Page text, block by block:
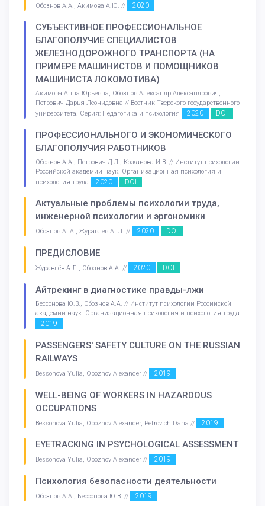
Обознов А.А., Акимова А.Ю. // 2020
СУБЪЕКТИВНОЕ ПРОФЕССИОНАЛЬНОЕ
БЛАГОПОЛУЧИЕ СПЕЦИАЛИСТОВ
ЖЕЛЕЗНОДОРОЖНОГО ТРАНСПОРТА (НА
ПРИМЕРЕ МАШИНИСТОВ И ПОМОЩНИКОВ
МАШИНИСТА ЛОКОМОТИВА)
Акимова Анна Юрьевна, Обознов Александр Александрович,
Петрович Дарья Леонидовна // Вестник Тверского государственного
университета. Серия: Педагогика и психология
2020 DOI
ПРОФЕССИОНАЛЬНОГО И ЭКОНОМИЧЕСКОГО
БЛАГОПОЛУЧИЯ РАБОТНИКОВ
Обознов А.А., Петрович Д.Л., Кожанова И.В. // Институт психологии
Российской академии наук. Организационная психология и
психология труда
2020 DOI
Актуальные проблемы психологии труда,
инженерной психологии и эргономики
Обознов А. А., Журавлев А. Л. // 2020 DOI
ПРЕДИСЛОВИЕ
Журавлёв А.Л., Обознов А.А. // 2020 DOI
Айтрекинг в диагностике правды-лжи
Бессонова Ю.В., Обознов А.А. // Институт психологии Российской
академии наук. Организационная психология и психология труда
2019
PASSENGERS' SAFETY CULTURE ON THE RUSSIAN
RAILWAYS
Bessonova Yulia, Oboznov Alexander // 2019
WELL-BEING OF WORKERS IN HAZARDOUS
OCCUPATIONS
Bessonova Yulia, Oboznov Alexander, Petrovich Daria // 2019
EYETRACKING IN PSYCHOLOGICAL ASSESSMENT
Bessonova Yulia, Oboznov Alexander // 2019
Психология безопасности деятельности
Обознов А.А., Бессонова Ю.В. // 2019